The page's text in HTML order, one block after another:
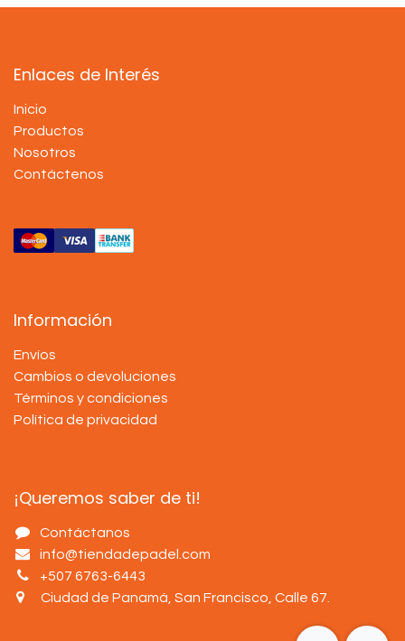
Enlaces de Interés
Inicio
Productos
Nosotros
Contáctenos
Información
Envíos
Cambios o devoluciones
Términos y condiciones
Política de privacidad
¡Queremos saber de ti!
Contáctanos
info@tiendadepadel.com
+507 6763-6443
Ciudad de Panamá, San Francisco, Calle 67